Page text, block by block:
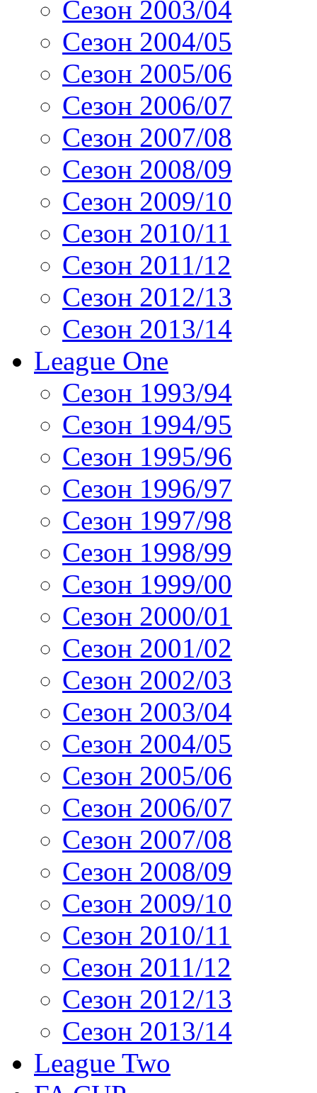
Сезон 2003/04
Сезон 2004/05
Сезон 2005/06
Сезон 2006/07
Сезон 2007/08
Сезон 2008/09
Сезон 2009/10
Сезон 2010/11
Сезон 2011/12
Сезон 2012/13
Сезон 2013/14
League One
Сезон 1993/94
Сезон 1994/95
Сезон 1995/96
Сезон 1996/97
Сезон 1997/98
Сезон 1998/99
Сезон 1999/00
Сезон 2000/01
Сезон 2001/02
Сезон 2002/03
Сезон 2003/04
Сезон 2004/05
Сезон 2005/06
Сезон 2006/07
Сезон 2007/08
Сезон 2008/09
Сезон 2009/10
Сезон 2010/11
Сезон 2011/12
Сезон 2012/13
Сезон 2013/14
League Two